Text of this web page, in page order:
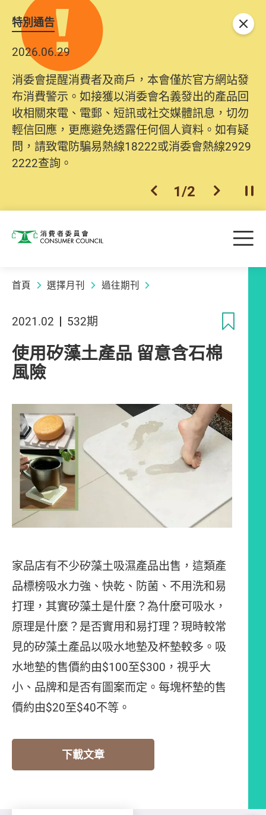
特別通告
2026.06.29
消委會提醒消費者及商戶，本會僅於官方網站發
布消費警示。如接獲以消委會名義發出的產品回
收相關來電、電郵、短訊或社交媒體訊息，切勿
輕信回應，更應避免透露任何個人資料。如有疑
問，請致電防騙易熱線18222或消委會熱線2929
2222查詢。
上一個
1/2 下一個開
關閉
消費者委員會 目
首頁 選擇月刊 過往期刊
2021.02 532期
使用矽藻土產品 留意含石棉
風險
家品店有不少矽藻土吸濕產品出售，這類產
品標榜吸水力強、快乾、防菌、不用洗和易
打理，其實矽藻土是什麼？為什麼可吸水，
原理是什麼？是否實用和易打理？現時較常
見的矽藻土產品以吸水地墊及杯墊較多。吸
水地墊的售價約由$100至$300，視乎大
小、品牌和是否有圖案而定。每塊杯墊的售
價約由$20至$40不等。
下載文章